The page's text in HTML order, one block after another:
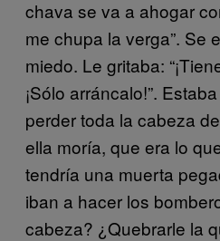
chava se va a ahogar
me chupa la verga”. Se
miedo. Le gritaba:
¡Sólo arráncalo!”.
perder toda la cabeza
ella moría, que era lo
tendría una muerta
iban a hacer los
cabeza? ¿Quebrarle la